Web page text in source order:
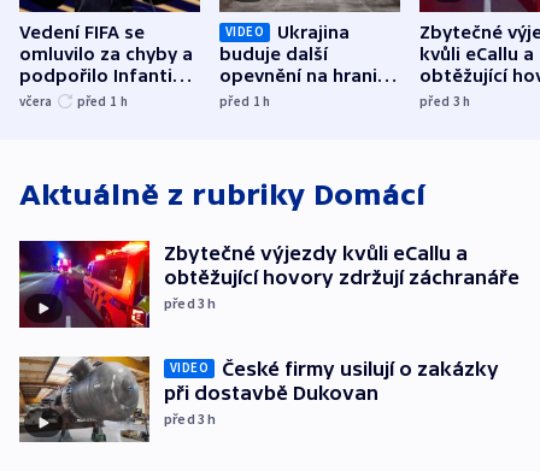
Vedení FIFA se
omluvilo za chyby a
podpořilo Infantina.
UEFA trvá na
včera před 1 h
VIDEO
Ukrajina
buduje další
opevnění na hranici
s Běloruskem
před 1h
Zbytečné
kvůli eCallu a
obtěžující
zdržují
před 3h
Aktuálně z rubriky Domácí
Zbytečné výjezdy kvůli eCallu a
obtěžující hovory zdržují záchranáře
před 3h
VIDEO
České firmy usilují o zakázky
při dostavbě Dukovan
před 3h